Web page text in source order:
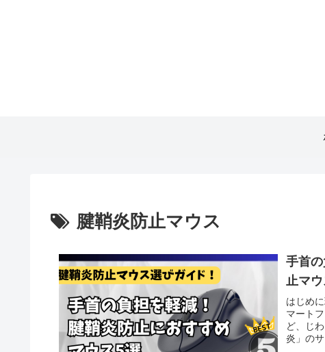
腱鞘炎防止マウス
手首
止マ
はじめ
マート
ど、じ
炎」の